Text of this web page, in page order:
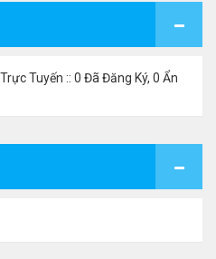
Tuyến :: 0 Đã Đăng Ký, 0 Ẩn